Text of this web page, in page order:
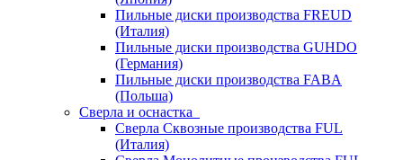
Пильные диски производства FREUD
(Италия)
Пильные диски производства GUHDO
(Германия)
Пильные диски производства FABA
(Польша)
Сверла и оснастка
Сверла Сквозные производства FUL
(Италия)